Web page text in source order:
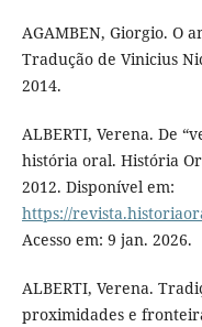
AGAMBEN, Giorgio. O
Tradução de Vinicius
2014.
ALBERTI, Verena. De
história oral. História
2012. Disponível em:
https://
Acesso em: 9 jan. 2026.
ALBERTI, Verena.
proximidades e